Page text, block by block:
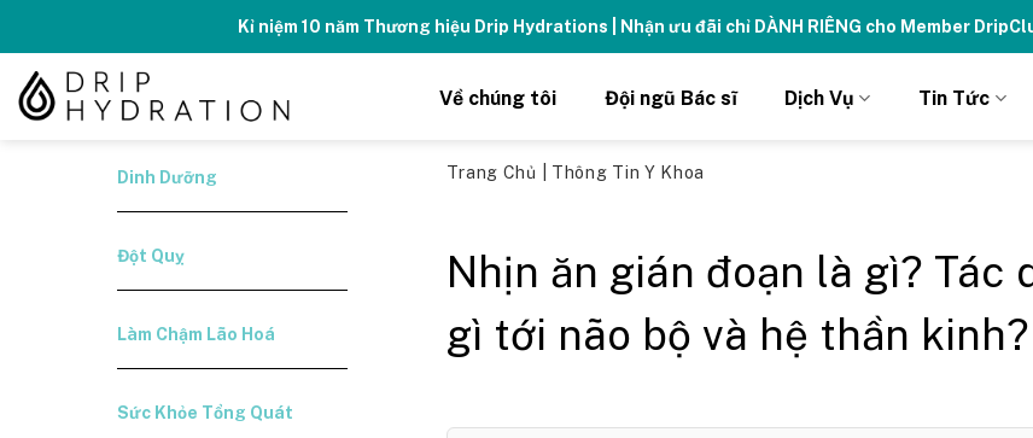
content
Kỉ niệm 10 năm Thương hiệu Drip Hydrations | Nhận ưu đãi chỉ DÀNH RIÊNG cho Member
Về chúng tôi Đội ngũ Bác sĩ Dịch Vụ Tin Tức
Dinh Dưỡng
Đột Quỵ
Làm Chậm Lão Hoá
Sức Khỏe Tổng Quát
Trang Chủ Thông Tin Y Khoa
Nhịn ăn gián đoạn là gì? Tác
gì tới não bộ và hệ thần kinh?